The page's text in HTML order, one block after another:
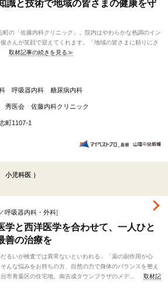
識と技術で地域の皆さまの健康を守
の「佐藤内科クリニック」。院内はやわらかな色調のイン
さんが笑顔で迎えてくれます。「地域の皆さまに頼りにさ
取材記事の続きを見る≫
呼吸器内科 糖尿病内科
医会 佐藤内科クリニック
町1107-1
小児科医 ）
呼吸器内科・外科]
学と西洋医学を合わせて、一人ひと
善の治療を
だるいが検査では異常ないといわれる」「薬の副作用が心
んな悩みをお持ちの方、自然の力で身体のバランスを整え
市青葉区の住宅地、南吉成タウンプラザのメデ...
取材記